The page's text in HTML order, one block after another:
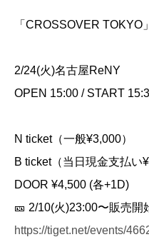
「CROSSOVER TOKYO」
2/24(火)名古屋ReNY
OPEN 15:00 / START
N ticket（一般¥3,000）
B ticket（当日現金支払い
DOOR ¥4,500 (各+1D)
🎫 2/10(火)23:00〜販売開
https://tiget.net/events/